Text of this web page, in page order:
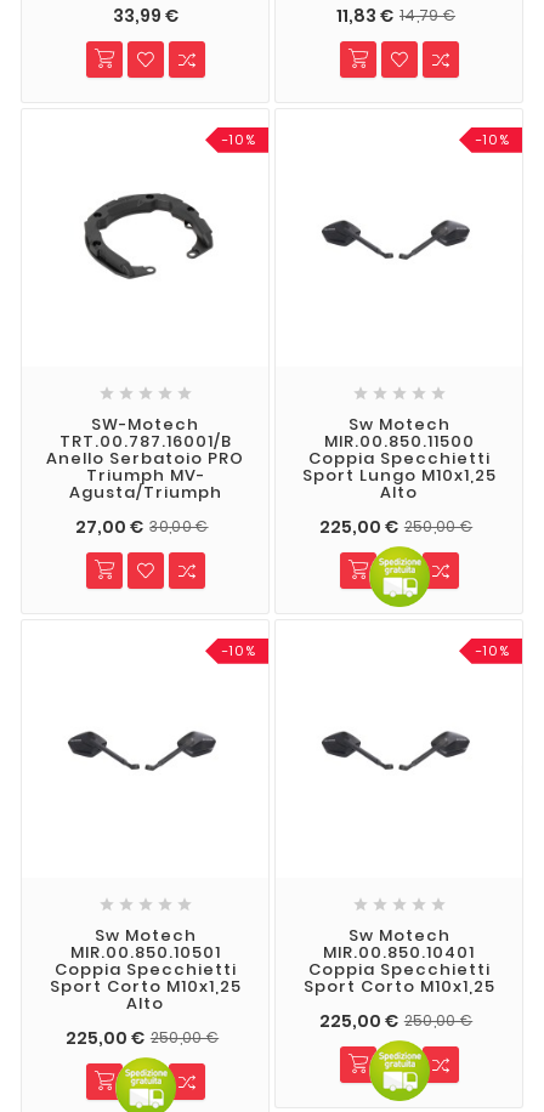
33,99 € 11,83 € 14,79 €
-10%
    
SW-Motech
TRT.00.787.16001/B
Anello Serbatoio PRO
Triumph MV-
Agusta/Triumph
27,00 € 30,00 €
-10%
    
Sw Motech
MIR.00.850.11500
Coppia Specchietti
Sport Lungo M10x1,25
Alto
225,00 € 250,00 €
-10%
    
Sw Motech
MIR.00.850.10501
Coppia Specchietti
Sport Corto M10x1,25
Alto
225,00 € 250,00 €
-10%
    
Sw Motech
MIR.00.850.10401
Coppia Specchietti
Sport Corto M10x1,25
225,00 € 250,00 €